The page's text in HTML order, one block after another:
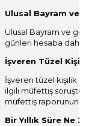
Ulusal Bayram ve
Ulusal Bayram ve genel
günleri hesaba dahil
İşveren Tüzel Kişi İse
İşveren tüzel kişilik ise
ilgili müfettiş
müfettiş raporunun ya da
Bir Yıllık Süre Ne